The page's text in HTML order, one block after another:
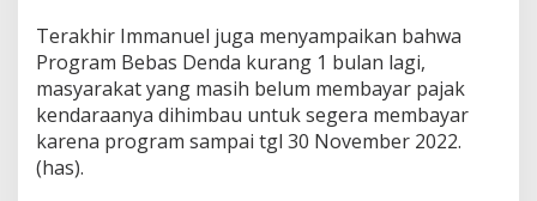
Terakhir Immanuel juga menyampaikan bahwa
Program Bebas Denda kurang 1 bulan lagi,
masyarakat yang masih belum membayar pajak
kendaraanya dihimbau untuk segera membayar
karena program sampai tgl 30 November 2022.
(has).